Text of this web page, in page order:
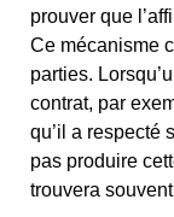
prouver que
Ce mécanisme
parties.
contrat, par
qu’il a respecté
pas produire
trouvera